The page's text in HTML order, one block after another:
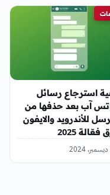
استرجاع رسائل
آب بعد حذفها من
للأندرويد والايفون
2025